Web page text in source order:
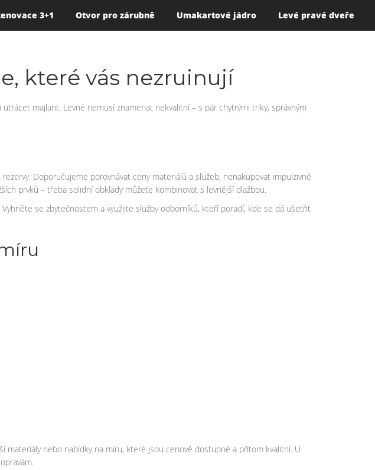
3+1 Otvor pro zárubně Umakartové jádro Levé pravé dveře
které vás nezruinují
majlant. Levné nemusí znamenat nekvalitní – s pár chytrými triky, správným
Doporučujeme porovnávat ceny materiálů a služeb, nenakupovat impulzivně
prvků – třeba solidní obklady můžete kombinovat s levnější dlažbou.
se zbytečnostem a využijte služby odborníků, kteří poradí, kde se dá ušetřit
materiály nebo nabídky na míru, které jsou cenově dostupné a přitom kvalitní. U